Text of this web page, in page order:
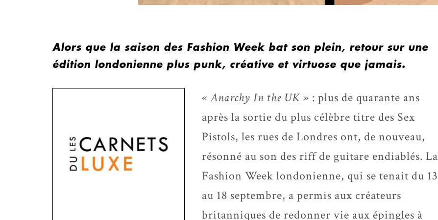
Alors que la saison des Fashion Week bat son plein, retour sur une
édition londonienne plus punk, créative et virtuose que jamais.
«Anarchy In the UK» : plus de quarante ans
après la sortie du plus célèbre titre des Sex
Pistols, les rues de Londres ont, de nouveau,
résonné au son des riff de guitare endiablés. La
Fashion Week londonienne, qui se tenait du 13
au 18 septembre, a permis aux créateurs
britanniques de redonner vie aux épingles à